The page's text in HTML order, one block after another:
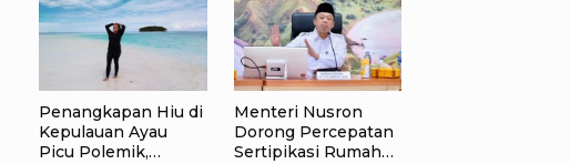
Penangkapan Hiu di
Kepulauan Ayau
Picu Polemik,
Menteri Nusron
Dorong Percepatan
Sertipikasi Rumah